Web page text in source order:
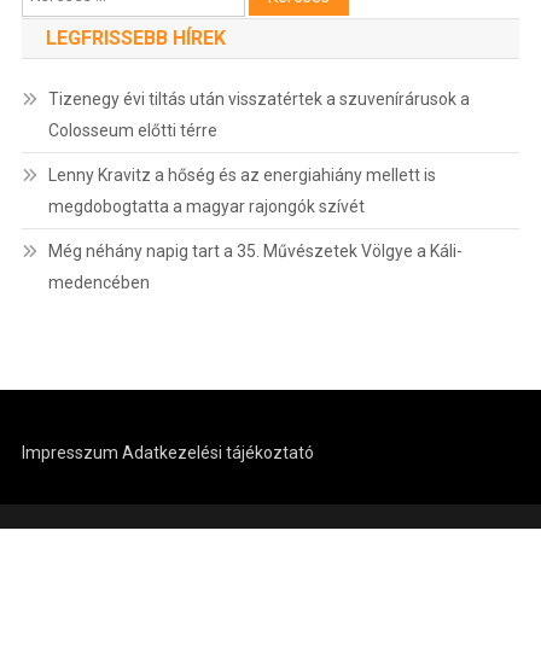
LEGFRISSEBB HÍREK
Tizenegy évi tiltás után visszatértek a szuvenírárusok a
Colosseum előtti térre
Lenny Kravitz a hőség és az energiahiány mellett is
megdobogtatta a magyar rajongók szívét
Még néhány napig tart a 35. Művészetek Völgye a Káli-
medencében
Impresszum Adatkezelési tájékoztató